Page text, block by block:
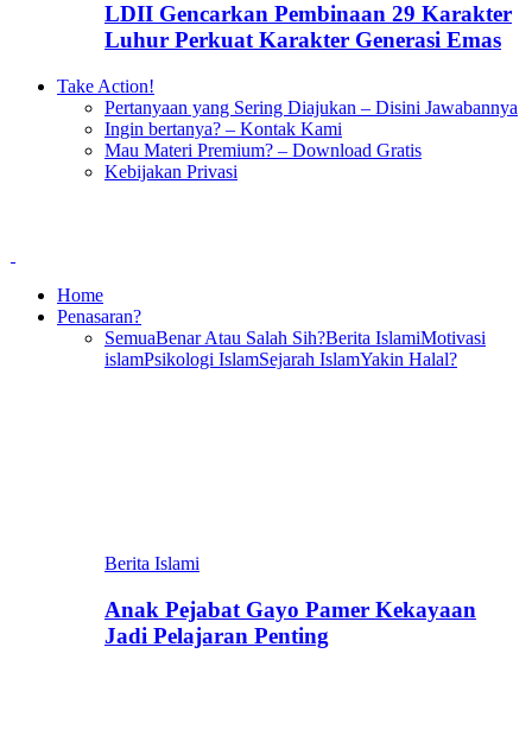
LDII Gencarkan Pembinaan 29 Karakter
Luhur Perkuat Karakter Generasi Emas
Take Action!
Pertanyaan yang Sering Diajukan – Disini Jawabannya
Ingin bertanya? – Kontak Kami
Mau Materi Premium? – Download Gratis
Kebijakan Privasi
Home
Penasaran?
SemuaBenar Atau Salah Sih?Berita IslamiMotivasi
islamPsikologi IslamSejarah IslamYakin Halal?
Berita Islami
Anak Pejabat Gayo Pamer Kekayaan
Jadi Pelajaran Penting